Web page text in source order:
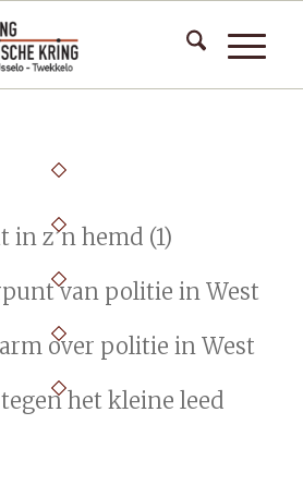
in z’n hemd (1)
van politie in West
over politie in West
het kleine leed